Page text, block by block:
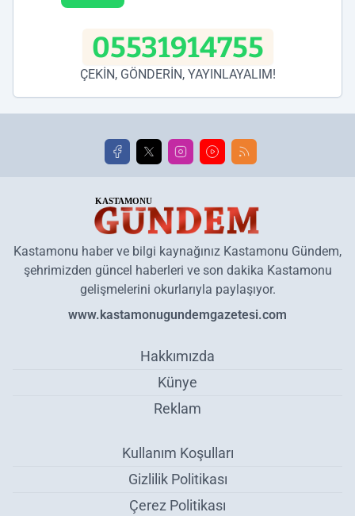
05531914755
ÇEKİN, GÖNDERİN, YAYINLAYALIM!
Kastamonu haber ve bilgi kaynağınız Kastamonu Gündem,
şehrimizden güncel haberleri ve son dakika Kastamonu
gelişmelerini okurlarıyla paylaşıyor.
www.kastamonugundemgazetesi.com
Hakkımızda
Künye
Reklam
Kullanım Koşulları
Gizlilik Politikası
Çerez Politikası